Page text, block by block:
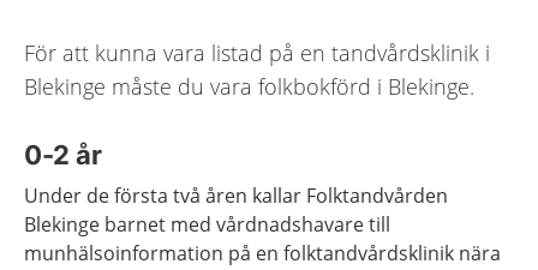
För att kunna vara listad på en tandvårdsklinik i
Blekinge måste du vara folkbokförd i Blekinge.
0-2 år
Under de första två åren kallar Folktandvården
Blekinge barnet med vårdnadshavare till
munhälsoinformation på en folktandvårdsklinik nära